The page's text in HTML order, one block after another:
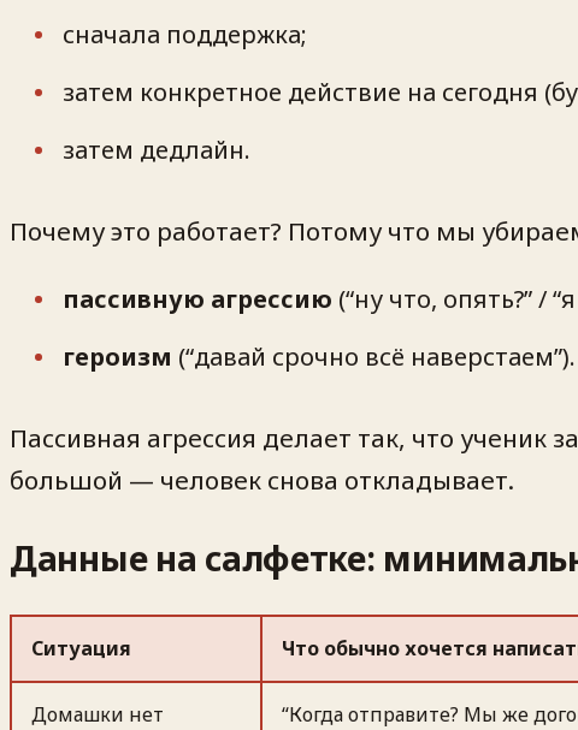
сначала поддержка;
затем конкретное действие на сегодня
затем дедлайн.
Почему это работает? Потому что мы
пассивную агрессию (“ну что, опять?” /
героизм (“давай срочно всё наверстаем”).
Пассивная агрессия делает так, что
большой — человек снова откладывает.
Данные на салфетке:
Ситуация Что обычно хочется
Домашки нет “Когда отправите? Мы же